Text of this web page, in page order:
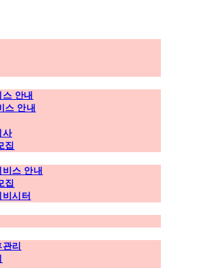
안내
스 안내
사
집
스 안내
집
시터
리